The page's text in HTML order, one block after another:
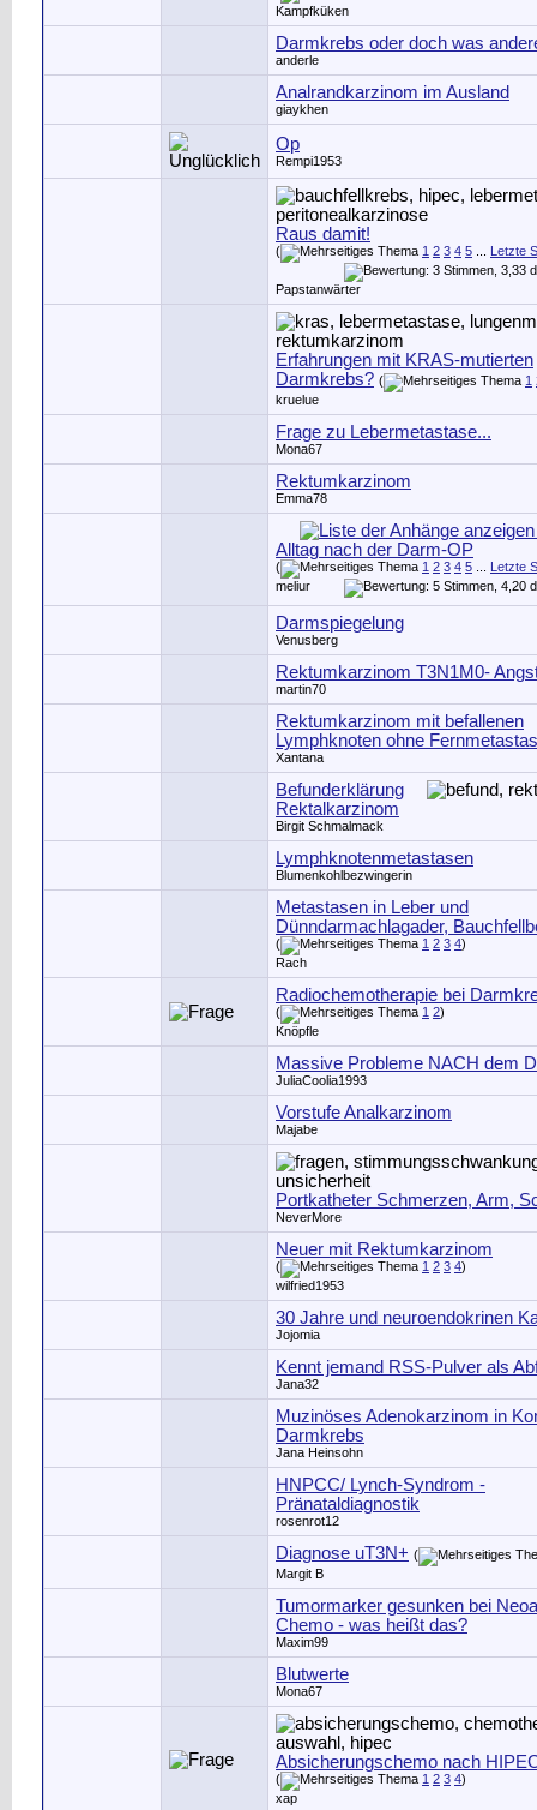
Kampfküken
Darmkrebs oder doch was
anderle
Analrandkarzinom im Ausland
giaykhen
Op
Rempi1953
Raus damit!
( 1 2 3 4 5 Letzte
Papstanwärter
Erfahrungen mit KRAS-mutierten
Darmkrebs? ( 1
kruelue
Frage zu Lebermetastase...
Mona67
Rektumkarzinom
Emma78
Alltag nach der Darm-OP
( 1 2 3 4 5
Letzte
meliur
Darmspiegelung
Venusberg
Rektumkarzinom T3N1M0-
martin70
Rektumkarzinom mit befallenen
Lymphknoten ohne
Xantana
Befunderklärung
Rektalkarzinom
Birgit Schmalmack
Lymphknotenmetastasen
Blumenkohlbezwingerin
Metastasen in Leber und
Dünndarmachlagader,
( 1 2 3 4)
Rach
Radiochemotherapie bei
( 1 2)
Knöpfle
Massive Probleme NACH dem
JuliaCoolia1993
Vorstufe Analkarzinom
Majabe
Portkatheter Schmerzen, Arm,
NeverMore
Neuer mit Rektumkarzinom
( 1 2 3 4)
wilfried1953
30 Jahre und neuroendokrinen
Jojomia
Kennt jemand RSS-Pulver als
Jana32
Muzinöses Adenokarzinom in
Darmkrebs
Jana Heinsohn
HNPCC/ Lynch-Syndrom -
Pränataldiagnostik
rosenrot12
Diagnose uT3N+ (
Margit B
Tumormarker gesunken bei
Chemo - was heißt das?
Maxim99
Blutwerte
Mona67
Absicherungschemo nach
( 1 2 3 4)
xap